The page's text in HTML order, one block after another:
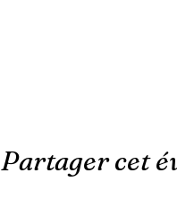
Partager cet